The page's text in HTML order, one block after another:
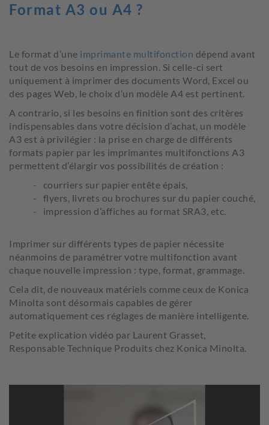
Format A3 ou A4 ?
Le format d’une imprimante multifonction dépend avant
tout de vos besoins en impression. Si celle-ci sert
uniquement à imprimer des documents Word, Excel ou
des pages Web, le choix d’un modèle A4 est pertinent.
A contrario, si les besoins en finition sont des critères
indispensables dans votre décision d’achat, un modèle
A3 est à privilégier : la prise en charge de différents
formats papier par les imprimantes multifonctions A3
permettent d’élargir vos possibilités de création :
courriers sur papier entête épais,
flyers, livrets ou brochures sur du papier couché,
impression d’affiches au format SRA3, etc.
Imprimer sur différents types de papier nécessite
néanmoins de paramétrer votre multifonction avant
chaque nouvelle impression : type, format, grammage.
Cela dit, de nouveaux matériels comme ceux de Konica
Minolta sont désormais capables de gérer
automatiquement ces réglages de manière intelligente.
Petite explication vidéo par Laurent Grasset,
Responsable Technique Produits chez Konica Minolta.